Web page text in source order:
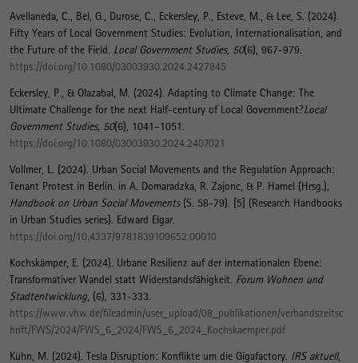
Avellaneda, C., Bel, G., Durose, C., Eckersley, P., Esteve, M., & Lee, S. (2024).
Fifty Years of Local Government Studies: Evolution, Internationalisation, and
the Future of the Field Local Government Studies, 50(6), 967-979.
https://doi.org/10.1080/03003930.2024.2427845
Eckersley, P., & Olazabal, M. (2024). Adapting to Climate Change: The
Ultimate Challenge for the next Half-century of Local Government?Local
Government Studies, 50(6), 1041–1051.
https://doi.org/10.1080/03003930.2024.2407021
Vollmer, L. (2024). Urban Social Movements and the Regulation Approach:
Tenant Protest in Berlin . in A. Domaradzka, R. Zajonc, & P. Hamel (Hrsg.),
Handbook on Urban Social Movements (S. 58-79). [5] (Research Handbooks
in Urban Studies series). Edward Elgar.
https://doi.org/10.4337/9781839109652.00010
Kochskämper, E. (2024). Urbane Resilienz auf der internationalen Ebene:
Transformativer Wandel statt Widerstandsfähigkeit Forum Wohnen und
Stadtentwicklung , (6), 331-333.
https://www.vhw.de/fileadmin/user_upload/08_publikationen/verbandszeitsc
hrift/FWS/2024/FWS_6_2024/FWS_6_2024_Kochskaemper.pdf
Kühn, M. (2024). Tesla Disruption: Konflikte um die Gigafactory IRS aktuell,